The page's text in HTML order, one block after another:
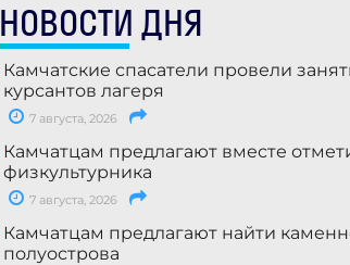
НОВОСТИ ДНЯ
Камчатские спасатели провели
курсантов лагеря
7 августа, 2026
Камчатцам предлагают вместе
физкультурника
7 августа, 2026
Камчатцам предлагают найти
полуострова